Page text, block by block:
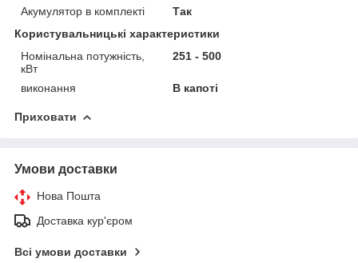
Акумулятор в комплекті
Так
Користувальницькі характеристики
Номінальна потужність,
кВт
251 - 500
виконання В капоті
Приховати
Умови доставки
Нова Пошта
Доставка кур'єром
Всі умови доставки